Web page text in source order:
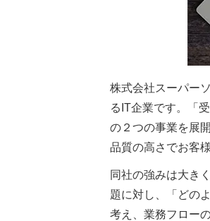
株式会社スーパー
るIT企業です。「
の２つの事業を展
品質の高さでお客
同社の強みは大き
題に対し、「どの
考え、業務フロー